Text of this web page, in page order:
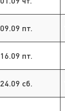
09.09 пт.
16.09 пт.
24.09 сб.